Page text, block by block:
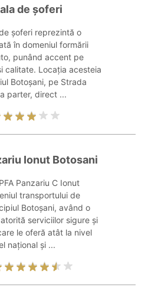
de șoferi
șoferi reprezintă o
în domeniul formării
punând accent pe
calitate. Locația acesteia
Botoșani, pe Strada
parter, direct ...
Ionut Botosani
Panzariu C Ionut
transportului de
Botoșani, având o
serviciilor sigure și
le oferă atât la nivel
național și ...